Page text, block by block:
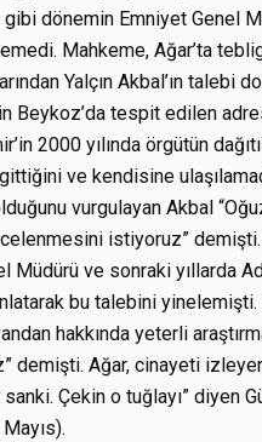
gibi dönemin Emniyet Genel
Mahkeme, Ağar’ta
Yalçın Akbal’ın talebi
Beykoz’da tespit edilen
2000 yılında örgütün
ve kendisine
vurgulayan Akbal “Oğuz
istiyoruz”
ve sonraki yıllarda
bu talebini yinelemişti.
hakkında yeterli
demişti. Ağar, cinayeti
Çekin o tuğlayı” diyen